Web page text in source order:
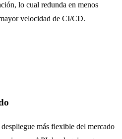
lo cual redunda en menos
velocidad de CI/CD.
más flexible del mercado